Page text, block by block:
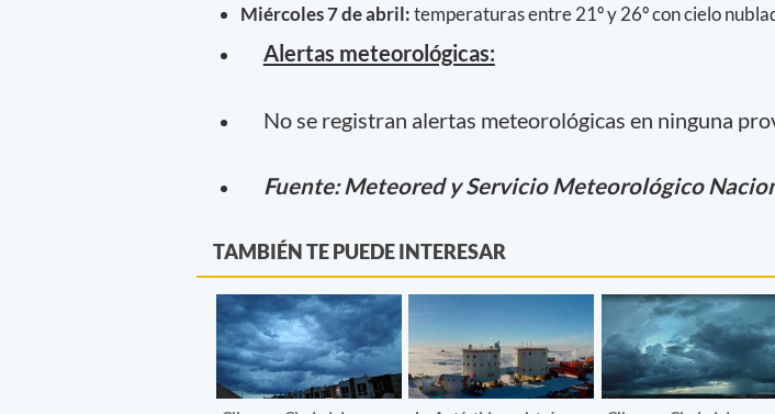
Miércoles 7 de abril:temperaturas entre 21º y 26º con cielo
Alertas meteorológicas:
No se registran alertas meteorológicas en ninguna
Fuente: Meteored y Servicio Meteorológico
TAMBIÉN TE PUEDE INTERESAR